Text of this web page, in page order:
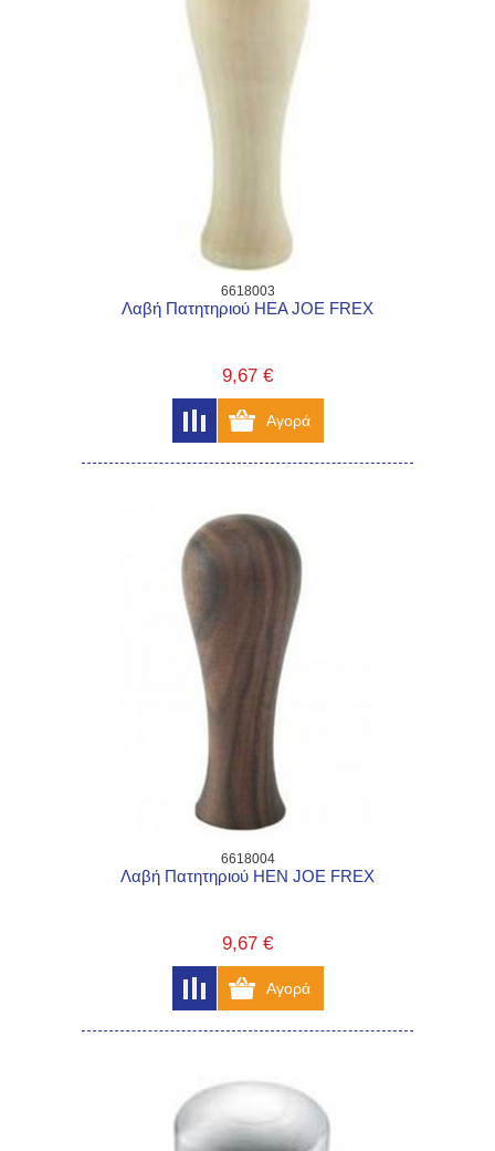
6618003
Λαβή Πατητηριού HEA JOE FREX
9,67 €
6618004
Λαβή Πατητηριού HEN JOE FREX
9,67 €